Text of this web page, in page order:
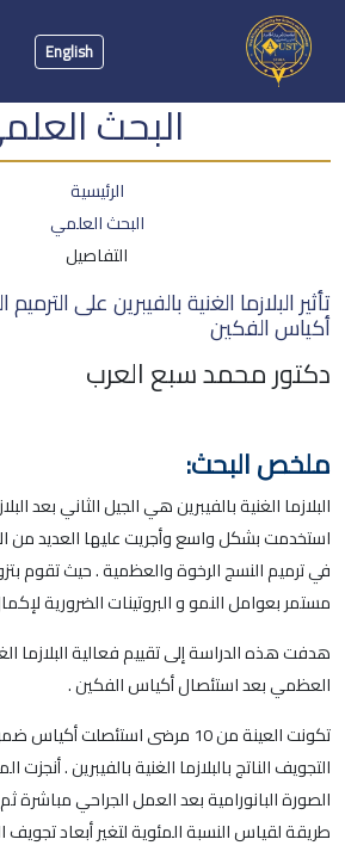
English
البحث
الرئيسية
البحث العلمي
التفاصيل
تأثير البلازما الغنية بالفيبرين على
أكياس الفكين
دكتور محمد سبع العرب
ملخص البحث:
البلازما الغنية بالفيبرين هي الجيل الثاني بعد
استخدمت بشكل واسع وأجريت عليها العديد من
في ترميم النسج الرخوة والعظمية . حيث تقوم
مستمر بعوامل النمو و البروتينات الضرورية
هدفت هذه الدراسة إلى تقييم فعالية البلازما
العظمي بعد استئصال أكياس الفكين .
تكونت العينة من 10 مرضى
التجويف الناتج بالبلازما الغنية بالفيبرين .
طريقة لقياس النسبة المئوية لتغير أبعاد